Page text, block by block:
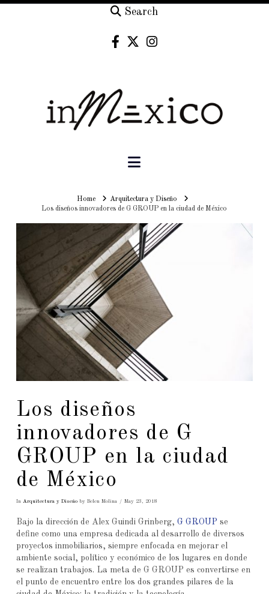
Search
Navigation
HomeHomeArquitectura y Diseño
Los diseños innovadores de G GROUP en la ciudad de México
Los diseños
innovadores de G
GROUP en la ciudad
de México
In Arquitectura y Diseñoby Belen Molina May 23, 2018
Bajo la dirección de Alex Guindi Grinberg, G GROUP se
define como una empresa dedicada al desarrollo de diversos
proyectos inmobiliarios, siempre enfocada en mejorar el
ambiente social, político y económico de los lugares en donde
se realizan trabajos. La meta de G GROUP es convertirse en
el punto de encuentro entre los dos grandes pilares de la